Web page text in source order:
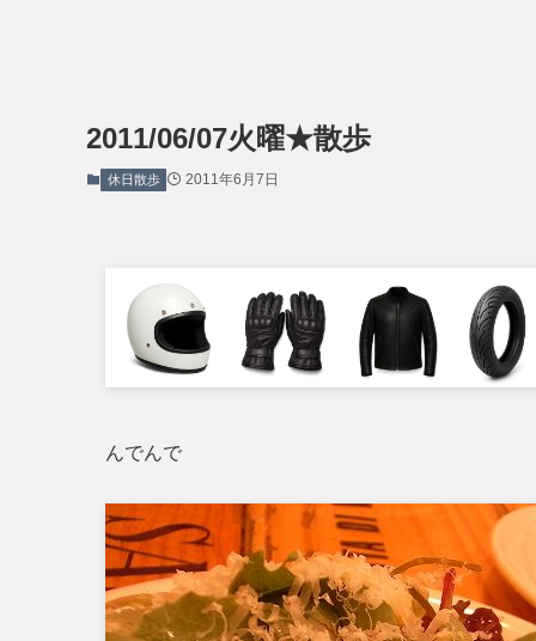
2011/06/07火曜★散歩
休日散歩 2011年6月7日
んでんで